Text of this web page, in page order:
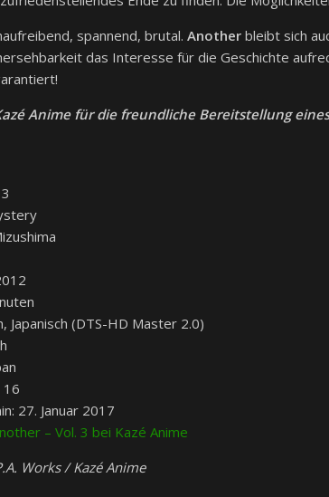
spannend, brutal. Another bleibt sich
das Interesse für die Geschichte
Anime für die freundliche Bereitstellung
Japanisch (DTS-HD Master 2.0)
16
27. Januar 2017
– Vol. 3 bei Kazé Anime
Works / Kazé Anime